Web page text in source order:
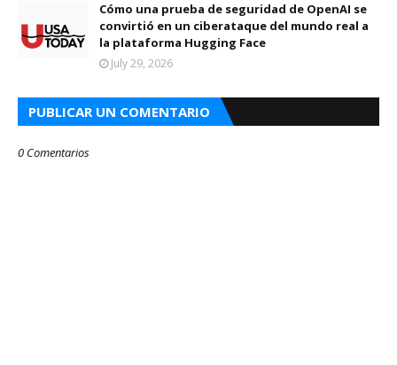
Cómo una prueba de seguridad de OpenAI se
convirtió en un ciberataque del mundo real a
la plataforma Hugging Face
July 29, 2026
PUBLICAR UN COMENTARIO
0 Comentarios